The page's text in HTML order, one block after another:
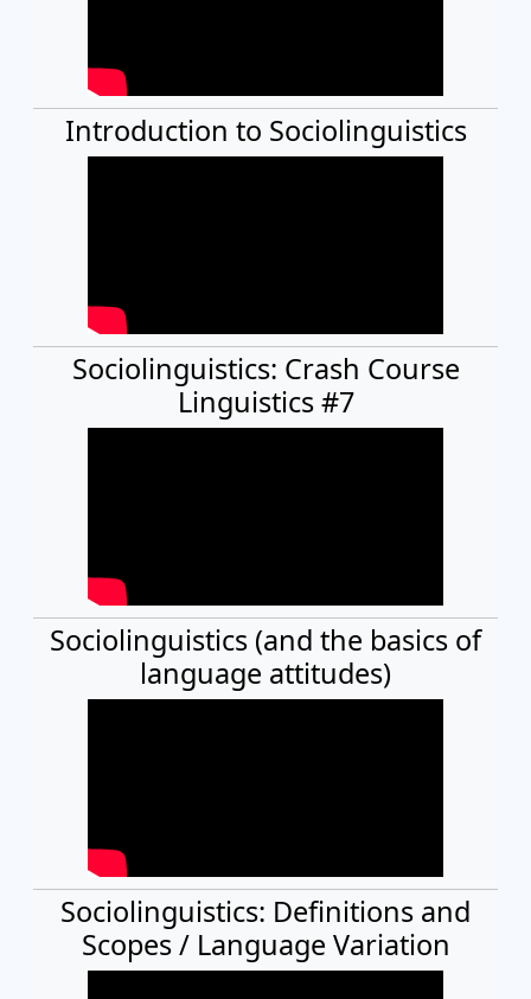
Introduction to Sociolinguistics
Sociolinguistics: Crash Course
Linguistics #7
Sociolinguistics (and the basics of
language attitudes)
Sociolinguistics: Definitions and
Scopes / Language Variation